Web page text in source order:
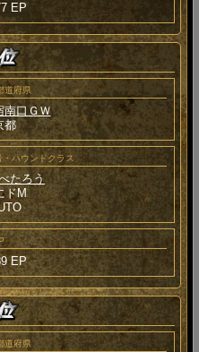
EP
道府県
南口ＧＷ
都
ハウンドクラス
たろう
ドM
EP
道府県